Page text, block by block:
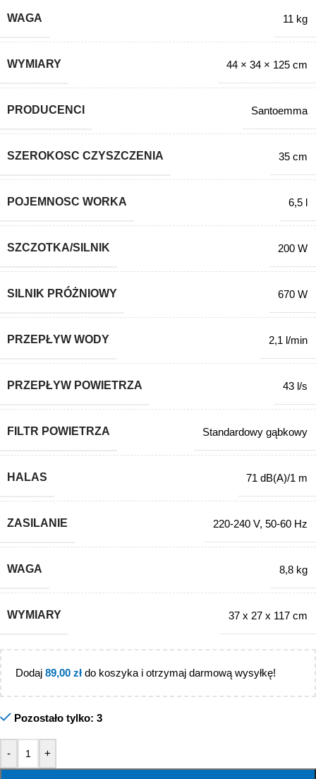
WAGA 11 kg
WYMIARY 44 × 34 × 125 cm
PRODUCENCI Santoemma
SZEROKOSC CZYSZCZENIA 35 cm
POJEMNOSC WORKA 6,5 l
SZCZOTKA/SILNIK 200 W
SILNIK PRÓŻNIOWY 670 W
PRZEPŁYW WODY 2,1 l/min
PRZEPŁYW POWIETRZA 43 l/s
FILTR POWIETRZA Standardowy gąbkowy
HALAS 71 dB(A)/1 m
ZASILANIE 220-240 V, 50-60 Hz
WAGA 8,8 kg
WYMIARY 37 x 27 x 117 cm
Dodaj 89,00 zł do koszyka i otrzymaj darmową wysyłkę!
Pozostało tylko: 3
- +